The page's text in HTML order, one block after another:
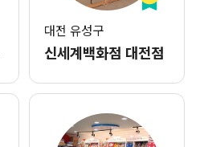
대전 유성구
신세계백화점 대전점